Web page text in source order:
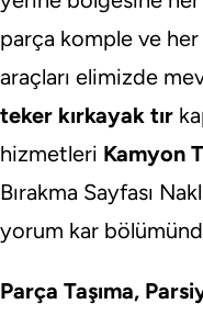
parça komple ve
araçları elimizde
teker kırkayak tır
hizmetleri Kamyon
Bırakma Sayfası
yorum kar
Parça Taşıma,